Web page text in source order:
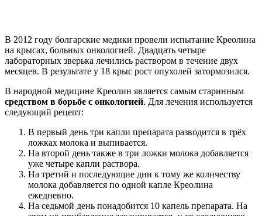
В 2012 году болгарские медики провели испытание Креолина
на крысах, больных онкологией. Двадцать четыре
лабораторных зверька лечились раствором в течение двух
месяцев. В результате у 18 крыс рост опухолей затормозился.
В народной медицине Креолин является самым старинным
средством в борьбе с онкологией. Для лечения используется
следующий рецепт:
В первый день три капли препарата разводится в трёх
ложках молока и выпивается.
На второй день также в три ложки молока добавляется
уже четыре капли раствора.
На третий и последующие дни к тому же количеству
молока добавляется по одной капле Креолина
ежедневно.
На седьмой день понадобится 10 капель препарата. На